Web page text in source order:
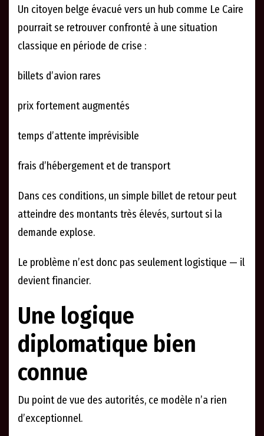
Un citoyen belge évacué vers un hub comme Le Caire
pourrait se retrouver confronté à une situation
classique en période de crise :
billets d’avion rares
prix fortement augmentés
temps d’attente imprévisible
frais d’hébergement et de transport
Dans ces conditions, un simple billet de retour peut
atteindre des montants très élevés, surtout si la
demande explose.
Le problème n’est donc pas seulement logistique — il
devient financier.
Une logique
diplomatique bien
connue
Du point de vue des autorités, ce modèle n’a rien
d’exceptionnel.